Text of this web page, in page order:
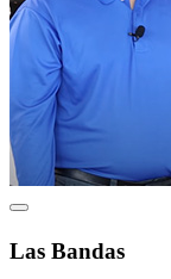
Las Bandas